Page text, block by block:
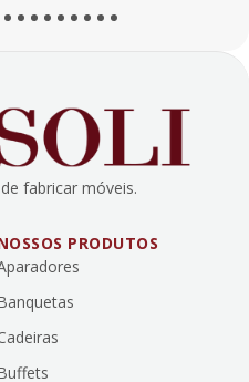
1415161718
fabricar móveis.
PRODUTOS